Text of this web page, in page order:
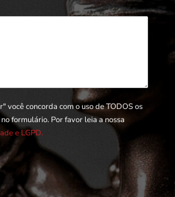
você concorda com o uso de TODOS os
formulário. Por favor leia a nossa
e LGPD.